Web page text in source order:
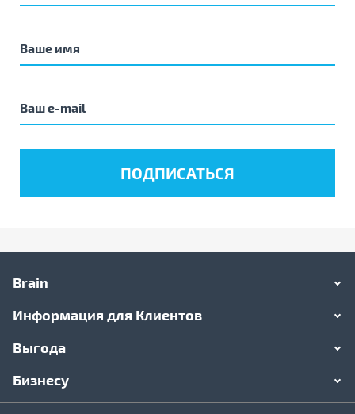
Brain
Информация для Клиентов
Выгода
Бизнесу